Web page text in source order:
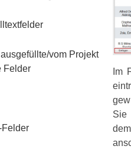
vom Projekt
Felder
Im
Sie